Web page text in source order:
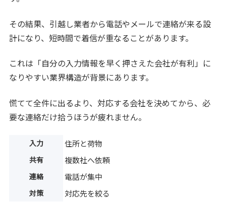
その結果、引越し業者から電話やメールで連絡が来る設
計になり、短時間で着信が重なることがあります。
これは「自分の入力情報を早く押さえた会社が有利」に
なりやすい業界構造が背景にあります。
慌てて全件に出るより、対応する会社を決めてから、必
要な連絡だけ拾うほうが疲れません。
入力 住所と荷物
共有 複数社へ依頼
連絡 電話が集中
対策 対応先を絞る